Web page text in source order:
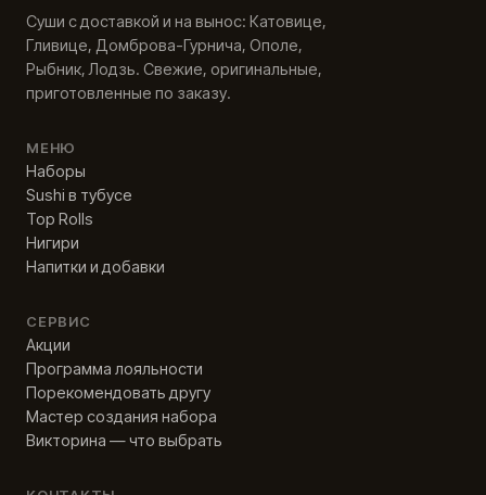
Суши с доставкой и на вынос: Катовице,
Гливице, Домброва-Гурнича, Ополе,
Рыбник, Лодзь. Свежие, оригинальные,
приготовленные по заказу.
МЕНЮ
Наборы
Sushi в тубусе
Top Rolls
Нигири
Напитки и добавки
СЕРВИС
Акции
Программа лояльности
Порекомендовать другу
Мастер создания набора
Викторина — что выбрать